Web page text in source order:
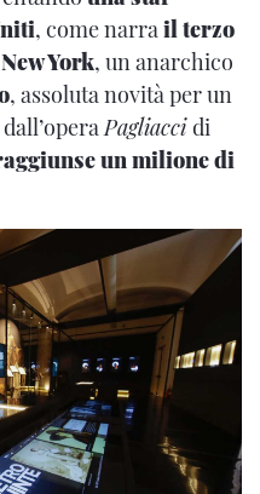
, come narra il terzo
York, un anarchico
, assoluta novità per un
dall’opera Pagliaccidi
un milione di